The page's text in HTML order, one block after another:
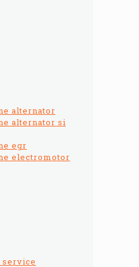
alternator
alternator si
egr
electromotor
service